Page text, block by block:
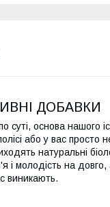
ДОБАВКИ
суті, основа
або у вас просто
натуральні
молодість на
виникають.